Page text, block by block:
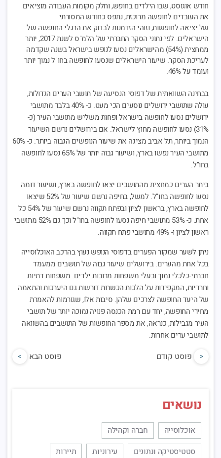
חודש אוגוסט, שבו הילדים בחופש, וחלק מקומות העבודה מוציאים
את העובדים לחופשה מרוכזת, נתפס כחודש המסורתי
של יציאה לחופשות, וזוהי הזדמנות לבדוק את הרגלי החופשה של
הישראלים. לפי נתוני הסקר החברתי של הלמ"ס לשנת 2017, יותר
ממחצית (54%) מהישראלים נסעו לנופש בישראל בשנה שקדמה
לעריכת הסקר. שיעור הישראלים שנסעו לחופשה בחו"ל נמוך יותר
ועומד על 46%.
בבחינה השוואתית של דפוסי הנסיעה של תושבי הערים הגדולות,
עולה שתושבי ירושלים נוסעים הכי מעט. כ- 40% בלבד מתושבי
ירושלים נסעו לחופשה בישראל ופחות משליש מתושבי העיר (כ-
31%) נסעו לחופשה מחוץ לישראל. אם בירושלים נרשם השיעור
הנמוך ביותר, תל אביב מציגה את שיעור הנופשים הגבוה ביותר: כ- 60%
מתושבי העיר נפשו בארץ, ושיעור גבוה יותר של 65% נסעו לחופשה
בחו"ל.
ביתר הערים כמחצית מהתושבים יצאו לחופשה בארץ, ושיעור דומה
נסעו לחופשה בחו"ל. למשל, בחיפה נרשם שיעור של 52% שיצאו
לחופשה בארץ, בראשון לציון ובפתח תקווה נרשם שיעור של 54% כל
אחת. כ- 53% מתושבי חיפה נסעו לחופשה בחו"ל וכך גם 52% מתושבי
ראשון לציון ו- 49% מתושבי פתח תקווה.
ניתן לשער שמקור הפערים בדפוסי הנופש נעוץ בהרכב האוכלוסייה
בכל אחת מהערים. בירושלים שיעור גבוה של תושבים ממעמד
חברתי-כלכלי נמוך ובעלי משפחות מרובות ילדים. משפחות דתיות
וחרדיות, המקפידות על הלכות הכשרות דורשות גם היערכות והתאמה
של היעד החופשה לצרכים שלהן. סיבות אלו, שגורמות להאמרת
מחירי החופשה, יחד עם רמת הכנסה פנויה נמוכה יותר של תושבי
העיר מגבילות, כנראה, את מספר החופשות של התושבים בהשוואה
לתושבי ערים אחרות.
< פוסט קודם פוסט הבא >
נושאים
אוכלוסייה
חברה וקהילה
סטטיסטיקה ונתונים
עירוניות תיירות